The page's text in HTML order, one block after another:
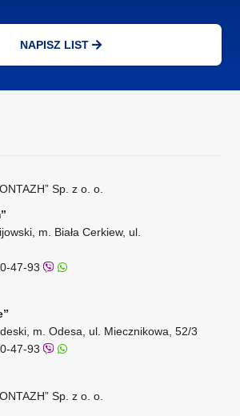
NAPISZ LIST
Sp. z o. o.
m. Biała Cerkiew, ul.
47-93
m. Odesa, ul. Miecznikowa, 52/3
47-93
Sp. z o. o.